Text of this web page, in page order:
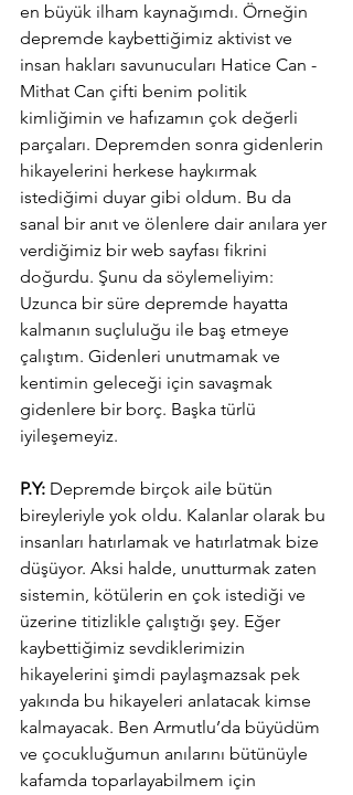
en büyük ilham kaynağımdı. Örneğin
depremde kaybettiğimiz aktivist ve
insan hakları savunucuları Hatice Can -
Mithat Can çifti benim politik
kimliğimin ve hafızamın çok değerli
parçaları. Depremden sonra gidenlerin
hikayelerini herkese haykırmak
istediğimi duyar gibi oldum. Bu da
sanal bir anıt ve ölenlere dair anılara yer
verdiğimiz bir web sayfası fikrini
doğurdu. Şunu da söylemeliyim:
Uzunca bir süre depremde hayatta
kalmanın suçluluğu ile baş etmeye
çalıştım. Gidenleri unutmamak ve
kentimin geleceği için savaşmak
gidenlere bir borç. Başka türlü
iyileşemeyiz.
P.Y: Depremde birçok aile bütün
bireyleriyle yok oldu. Kalanlar olarak bu
insanları hatırlamak ve hatırlatmak bize
düşüyor. Aksi halde, unutturmak zaten
sistemin, kötülerin en çok istediği ve
üzerine titizlikle çalıştığı şey. Eğer
kaybettiğimiz sevdiklerimizin
hikayelerini şimdi paylaşmazsak pek
yakında bu hikayeleri anlatacak kimse
kalmayacak. Ben Armutlu’da büyüdüm
ve çocukluğumun anılarını bütünüyle
kafamda toparlayabilmem için